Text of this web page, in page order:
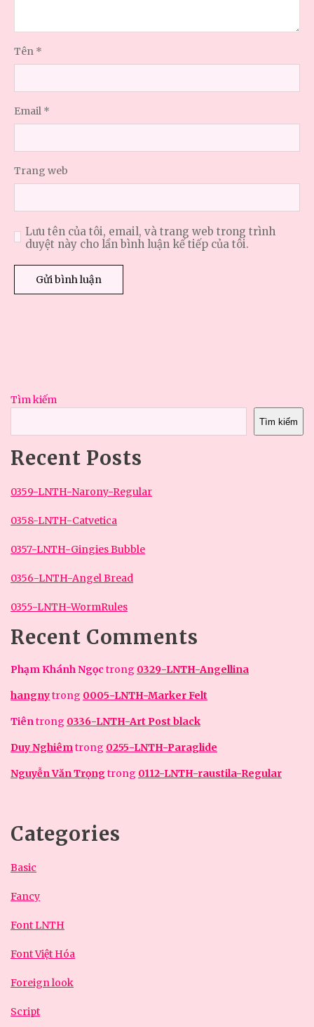
Tên *
Email *
Trang web
Lưu tên của tôi, email, và trang web trong trình
duyệt này cho lần bình luận kế tiếp của tôi.
Tìm kiếm
Tìm kiếm
Recent Posts
0359-LNTH-Narony-Regular
0358-LNTH-Catvetica
0357-LNTH-Gingies Bubble
0356-LNTH-Angel Bread
0355-LNTH-WormRules
Recent Comments
Phạm Khánh Ngọc trong 0329-LNTH-Angellina
hangnytrong 0005-LNTH-Marker Felt
Tiêntrong 0336-LNTH-Art Post black
Duy Nghiêmtrong 0255-LNTH-Paraglide
Nguyễn Văn Trọngtrong 0112-LNTH-raustila-Regular
Categories
Basic
Fancy
Font LNTH
Font Việt Hóa
Foreign look
Script